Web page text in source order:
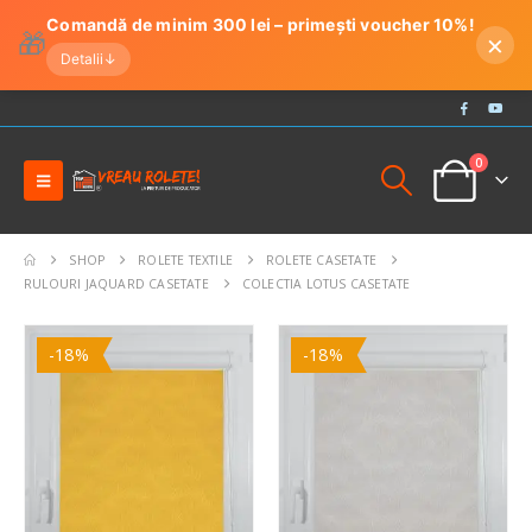
🎁
Comandă de minim 300 lei – primești voucher 10%!
Detalii ↓ ×
0
SHOP ROLETE TEXTILE
ROLETE CASETATE
RULOURI JAQUARD CASETATE
COLECTIA LOTUS CASETATE
-18% -18%